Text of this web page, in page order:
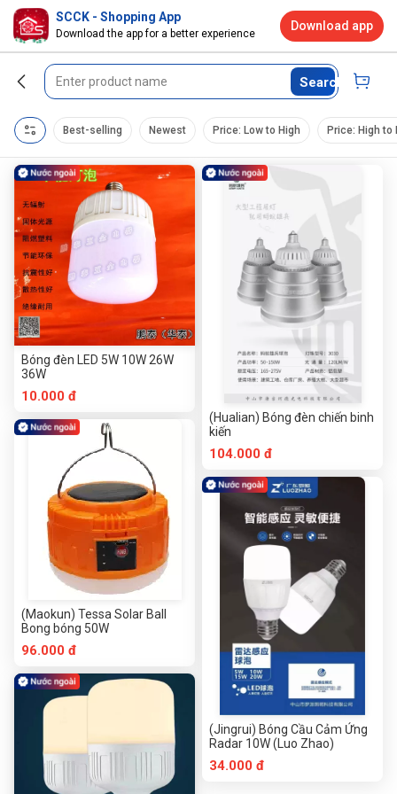
Search
Best-selling Newest Price: Low to High Price: High to
Bóng đèn LED 5W 10W 26W
36W
10.000 đ
(Maokun) Tessa Solar Ball
Bong bóng 50W
96.000 đ
(Hualian) Bóng đèn chiến binh
kiến
104.000 đ
(Jingrui) Bóng Cầu Cảm Ứng
Radar 10W (Luo Zhao)
34.000 đ
SCCK - Shopping App
Download the app for a better experience
Download app